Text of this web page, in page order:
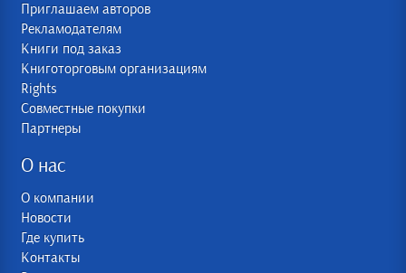
Приглашаем авторов
Рекламодателям
Книги под заказ
Книготорговым организациям
Rights
Совместные покупки
Партнеры
О нас
О компании
Новости
Где купить
Контакты